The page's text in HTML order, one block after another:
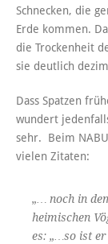
Schnecken, die
Erde kommen.
die Trockenheit
sie deutlich
Dass Spatzen
wundert
sehr. Beim
vielen Zitaten:
„… noch in
heimischen
es: „…so ist